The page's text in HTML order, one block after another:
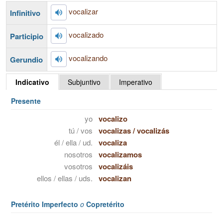
Infinitivo vocalizar
Participio vocalizado
Gerundio vocalizando
Indicativo Subjuntivo
Imperativo
Presente
yo vocalizo
tú / vos vocalizas/vocalizás
él / ella / ud. vocaliza
nosotros vocalizamos
vosotros vocalizáis
ellos / ellas / uds. vocalizan
Pretérito Imperfecto o Copretérito